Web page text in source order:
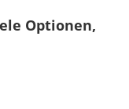
Optionen,